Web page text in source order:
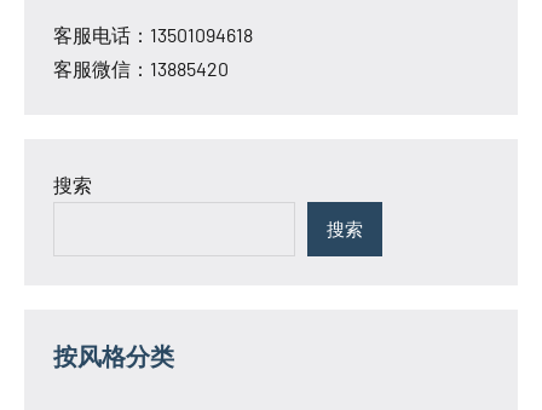
客服电话：13501094618
客服微信：13885420
搜索
搜索
按风格分类